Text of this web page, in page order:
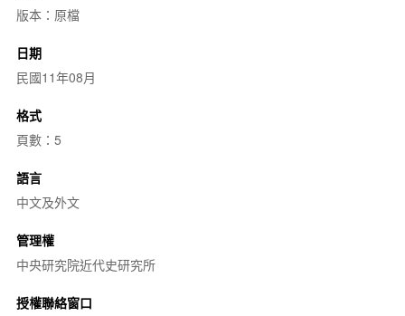
版本：原檔
日期
民國11年08月
格式
頁數：5
語言
中文及外文
管理權
中央研究院近代史研究所
授權聯絡窗口